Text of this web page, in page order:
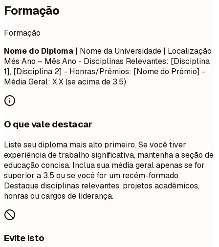
Formação
Formação
Nome do Diploma | Nome da Universidade | Localização
Mês Ano – Mês Ano - Disciplinas Relevantes: [Disciplina
1], [Disciplina 2] - Honras/Prêmios: [Nome do Prêmio] -
Média Geral: X.X (se acima de 3.5)
O que vale destacar
Liste seu diploma mais alto primeiro. Se você tiver
experiência de trabalho significativa, mantenha a seção de
educação concisa. Inclua sua média geral apenas se for
superior a 3.5 ou se você for um recém-formado.
Destaque disciplinas relevantes, projetos acadêmicos,
honras ou cargos de liderança.
Evite isto